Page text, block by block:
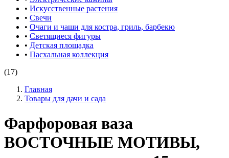
• Искусственные растения
• Свечи
• Очаги и чаши для костра, гриль, барбекю
• Светящиеся фигуры
• Детская площадка
• Пасхальная коллекция
(17)
Главная
Товары для дачи и сада
Фарфоровая ваза
ВОСТОЧНЫЕ МОТИВЫ,